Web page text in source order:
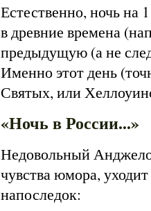
Естественно, ночь на
в древние времена
предыдущую (а не
Именно этот день
Святых, или
«Ночь в России...»
Недовольный
чувства юмора,
напоследок: